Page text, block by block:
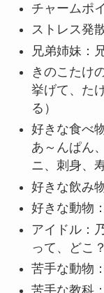
チャームポ
ストレス発
兄弟姉妹：
きのこたけ
挙げて、た
る）
好きな食べ
あ～んぱん
ニ、刺身、
好きな飲み
好きな動物
アイドル：
って、どこ
苦手な動物
苦手な教科